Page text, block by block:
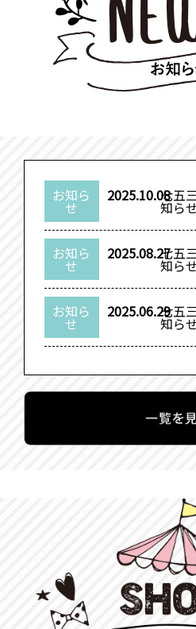
お知ら
せ
2025.10.08七五
知ら
お知ら
せ
2025.08.27七五
知ら
お知ら
せ
2025.06.29七五
知ら